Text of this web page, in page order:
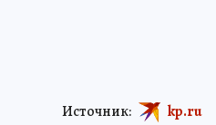
Источник: kp.ru